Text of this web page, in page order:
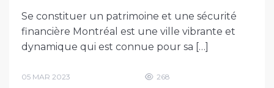
Se constituer un patrimoine et une sécurité
financière Montréal est une ville vibrante et
dynamique qui est connue pour sa […]
05 MAR 2023 268